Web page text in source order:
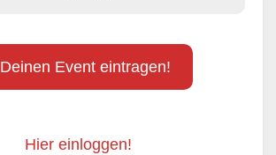
Event eintragen!
Hier einloggen!